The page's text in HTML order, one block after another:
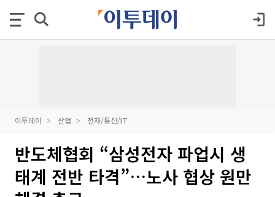
이투데이 산업 전자/통신/IT
반도체협회 “삼성전자 파업시 생
태계 전반 타격”…노사 협상 원만